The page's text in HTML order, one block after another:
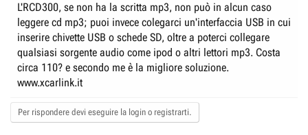
L'RCD300, se non ha la scritta mp3, non può in alcun caso
leggere cd mp3; puoi invece colegarci un'interfaccia USB in cui
inserire chivette USB o schede SD, oltre a poterci collegare
qualsiasi sorgente audio come ipod o altri lettori mp3. Costa
circa 110? e secondo me è la migliore soluzione.
www.xcarlink.it
Per rispondere devi eseguire la login o registrarti.